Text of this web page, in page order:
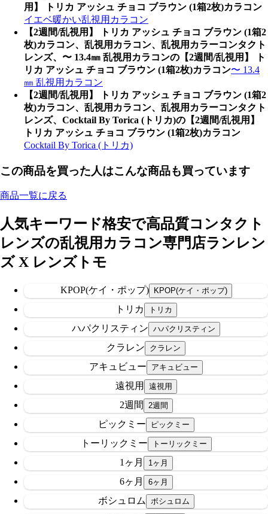
用】 トリカ アッシュ チョコ ブラウン (1箱2枚)カラコン
イエベ暖かい乱視用カラコン
【2週間/乱視用】 トリカ アッシュ チョコ ブラウン (1箱2
枚)カラコン、乱視用カラコン、乱視用カラーコンタクト
レンズ、〜 13.4㎜ 乱視用カラコンの【2週間/乱視用】 ト
リカ アッシュ チョコ ブラウン (1箱2枚)カラコン〜 13.4
㎜ 乱視用カラコン
【2週間/乱視用】 トリカ アッシュ チョコ ブラウン (1箱2
枚)カラコン、乱視用カラコン、乱視用カラーコンタクト
レンズ、Cocktail By Torica (トリカ)の【2週間/乱視用】
トリカ アッシュ チョコ ブラウン (1箱2枚)カラコン
Cocktail By Torica (トリカ)
この商品を買った人はこんな商品も買っています
商品一覧に戻る
人気キーワード格安で高品質コンタクト
レンズの乱視用カラコン専門店ランレン
ズ X レンズトモ
KPOP(ケイ・ポップ)
トリカ
ハパクリスティン
クラレン
アキュビュー
遠視用
2週間
ピックミー
トーリックミー
1ヶ月
6ヶ月
ボシュロム